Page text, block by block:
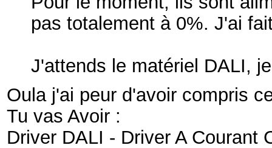
pas totalement à 0%. J'ai
J'attends le matériel DALI,
Oula j'ai peur d'avoir compris
Tu vas Avoir :
Driver DALI - Driver A Courant